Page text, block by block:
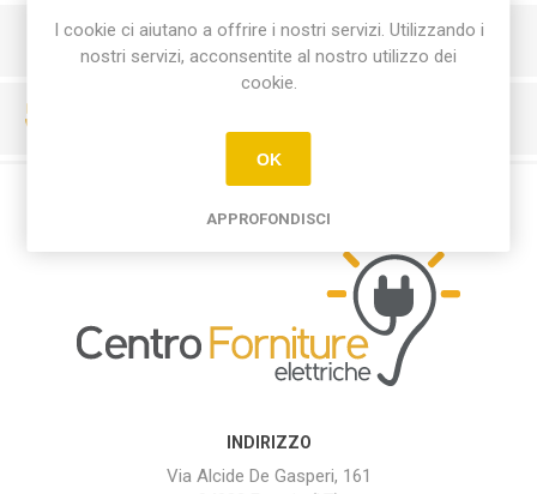
SERVIZIO CLIENTI
INDIRIZZO
Via Alcide De Gasperi, 161
I cookie ci aiutano a offrire i nostri servizi. Utilizzando i
nostri servizi, acconsentite al nostro utilizzo dei
cookie.
OK
APPROFONDISCI